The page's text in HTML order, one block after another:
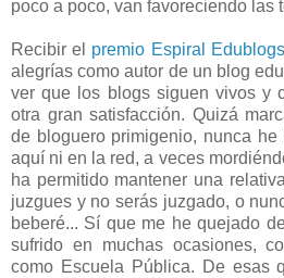
poco a poco, van favoreciendo las
Recibir el premio Espiral Edublogs
alegrías como autor de un blog
ver que los blogs siguen vivos y
otra gran satisfacción. Quizá
de bloguero primigenio, nunca
aquí ni en la red, a veces
ha permitido mantener una
juzgues y no serás juzgado, o
beberé... Sí que me he quejado
sufrido en muchas ocasiones,
como Escuela Pública. De esas